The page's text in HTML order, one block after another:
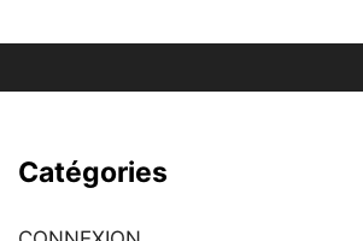
Catégories